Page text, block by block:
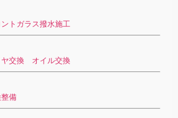
トガラス撥水施工
交換 オイル交換
備